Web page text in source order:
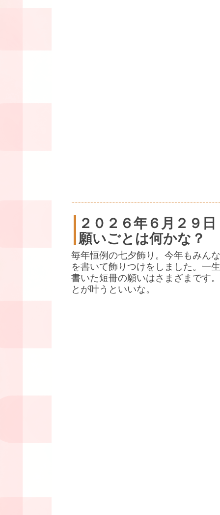
２０２６年６月２９日
願いごとは何かな？
毎年恒例の七夕飾り。今年もみん
を書いて飾りつけをしました。一
書いた短冊の願いはさまざまです
とが叶うといいな。